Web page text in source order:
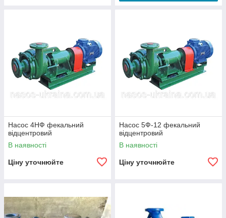
Насос 4НФ фекальний
відцентровий
В наявності
Ціну уточнюйте
Насос 5Ф-12 фекальний
відцентровий
В наявності
Ціну уточнюйте